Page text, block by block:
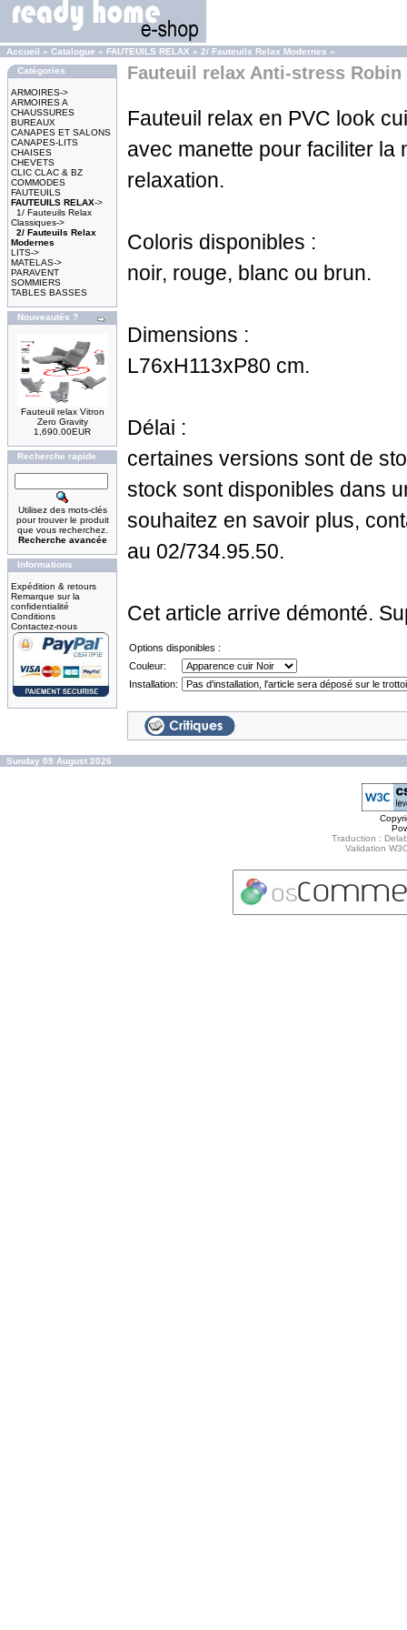
Accueil » Catalogue » FAUTEUILS RELAX » 2/ Fauteuils Relax Modernes »
Catégories
ARMOIRES->
ARMOIRES A
CHAUSSURES
BUREAUX
CANAPES ET SALONS
CANAPES-LITS
CHAISES
CHEVETS
CLIC CLAC & BZ
COMMODES
FAUTEUILS
FAUTEUILS RELAX->
1/ Fauteuils Relax
Classiques->
2/ Fauteuils Relax
Modernes
LITS->
MATELAS->
PARAVENT
SOMMIERS
TABLES BASSES
Nouveautés ?
Fauteuil relax Vitron
Zero Gravity
1,690.00EUR
Recherche rapide
Utilisez des mots-clés
pour trouver le produit
que vous recherchez.
Recherche avancée
Informations
Expédition & retours
Remarque sur la
confidentialité
Conditions
Contactez-nous
Fauteuil relax Anti-stress
Fauteuil relax en PVC look
avec manette pour faciliter la
relaxation.
Coloris disponibles :
noir, rouge, blanc ou brun.
Dimensions :
L76xH113xP80 cm.
Délai :
certaines versions sont de
stock sont disponibles dans
souhaitez en savoir plus,
au 02/734.95.50.
Cet article arrive démonté.
Options disponibles :
Couleur:
Installation:
Sunday 09 August 2026
Traduction :
Validation